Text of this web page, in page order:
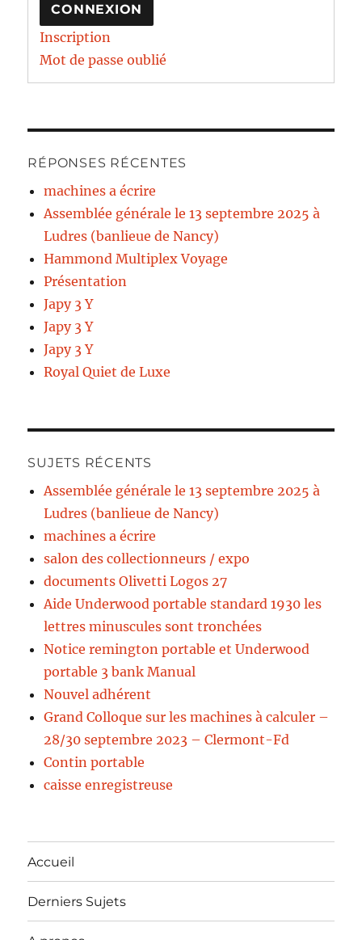
CONNEXION
Inscription
Mot de passe oublié
RÉPONSES RÉCENTES
machines a écrire
Assemblée générale le 13 septembre 2025 à
Ludres (banlieue de Nancy)
Hammond Multiplex Voyage
Présentation
Japy 3 Y
Japy 3 Y
Japy 3 Y
Royal Quiet de Luxe
SUJETS RÉCENTS
Assemblée générale le 13 septembre 2025 à
Ludres (banlieue de Nancy)
machines a écrire
salon des collectionneurs / expo
documents Olivetti Logos 27
Aide Underwood portable standard 1930 les
lettres minuscules sont tronchées
Notice remington portable et Underwood
portable 3 bank Manual
Nouvel adhérent
Grand Colloque sur les machines à calculer –
28/30 septembre 2023 – Clermont-Fd
Contin portable
caisse enregistreuse
Accueil
Derniers Sujets